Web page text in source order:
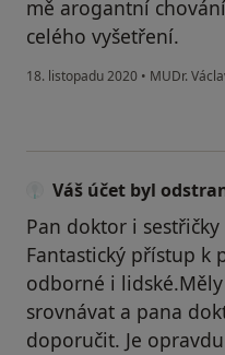
mě arogantní
celého vyšetření.
18. listopadu 2020 • MUDr.
Váš účet byl
Pan doktor i
Fantastický přístup k
odborné i
srovnávat a pana
doporučit. Je